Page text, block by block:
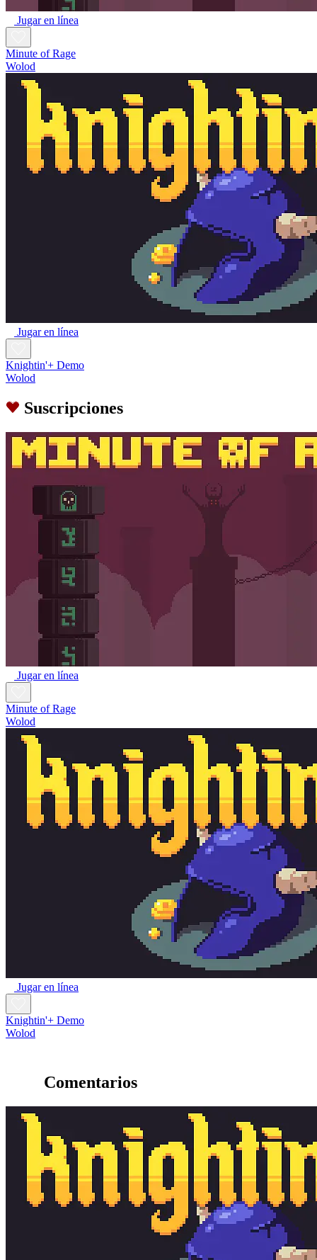
Jugar en línea
Minute of Rage
Wolod
Jugar en línea
Knightin'+ Demo
Wolod
Suscripciones
Jugar en línea
Minute of Rage
Wolod
Jugar en línea
Knightin'+ Demo
Wolod
Comentarios